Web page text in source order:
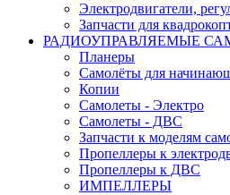
Электродвигатели,
Запчасти для
РАДИОУПРАВЛЯЕМЫЕ
Планеры
Самолёты для
Копии
Самолеты - Электро
Самолеты - ДВС
Запчасти к моделям
Пропеллеры к
Пропеллеры к ДВС
ИМПЕЛЛЕРЫ